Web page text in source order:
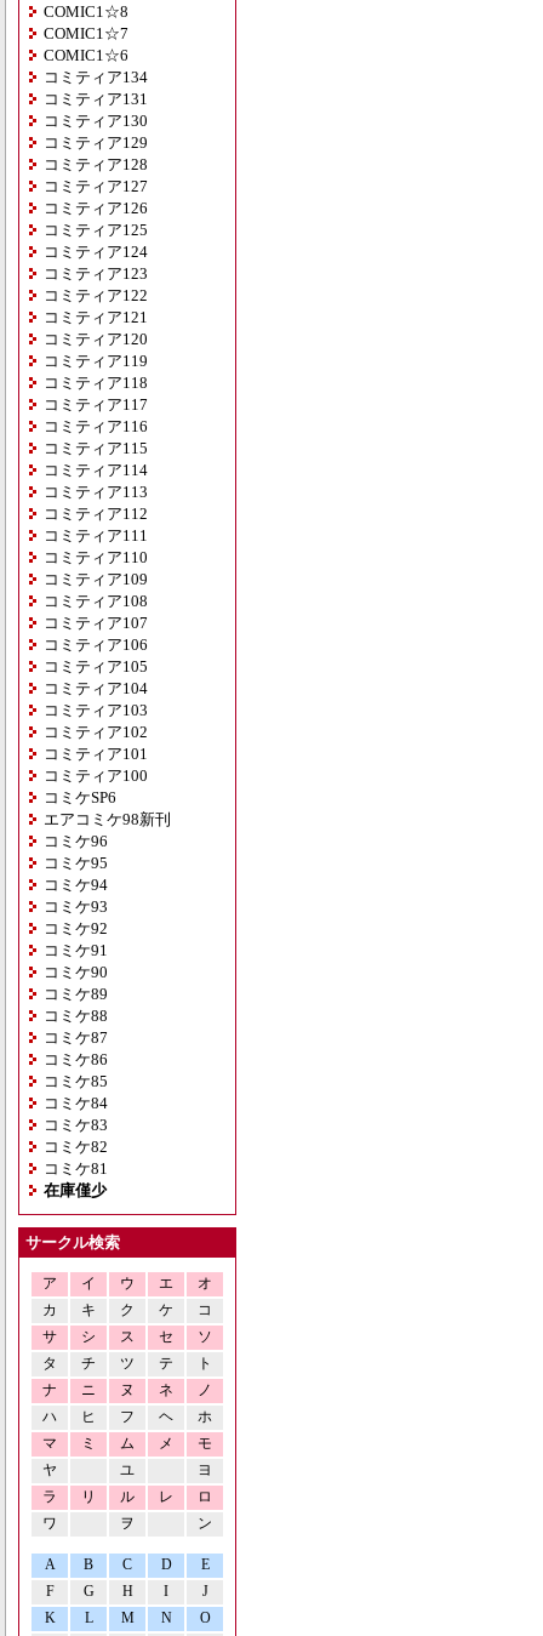
COMIC1☆8
COMIC1☆7
COMIC1☆6
コミティア134
コミティア131
コミティア130
コミティア129
コミティア128
コミティア127
コミティア126
コミティア125
コミティア124
コミティア123
コミティア122
コミティア121
コミティア120
コミティア119
コミティア118
コミティア117
コミティア116
コミティア115
コミティア114
コミティア113
コミティア112
コミティア111
コミティア110
コミティア109
コミティア108
コミティア107
コミティア106
コミティア105
コミティア104
コミティア103
コミティア102
コミティア101
コミティア100
コミケSP6
エアコミケ98新刊
コミケ96
コミケ95
コミケ94
コミケ93
コミケ92
コミケ91
コミケ90
コミケ89
コミケ88
コミケ87
コミケ86
コミケ85
コミケ84
コミケ83
コミケ82
コミケ81
在庫僅少
サークル検索
ア イ ウ エ
オ
カ
キ ク ケ
コ
サ
シ ス セ
ソ
タ
チ ツ テ
ト
ナ
ニ ヌ ネ
ノ
ハ
ヒ フ ヘ
ホ
マ
ミ ム メ
モ
ヤ
ユ
ヨ
ラ
リ ル レ
ロ
ワ
ヲ ン
A B C D
E
F
G H I
J
K
L M N O